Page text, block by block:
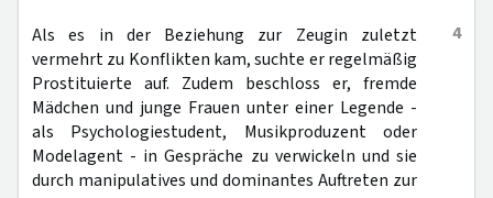
4
Als es in der Beziehung zur Zeugin zuletzt
vermehrt zu Konflikten kam, suchte er regelmäßig
Prostituierte auf. Zudem beschloss er, fremde
Mädchen und junge Frauen unter einer Legende -
als Psychologiestudent, Musikproduzent oder
Modelagent - in Gespräche zu verwickeln und sie
durch manipulatives und dominantes Auftreten zur